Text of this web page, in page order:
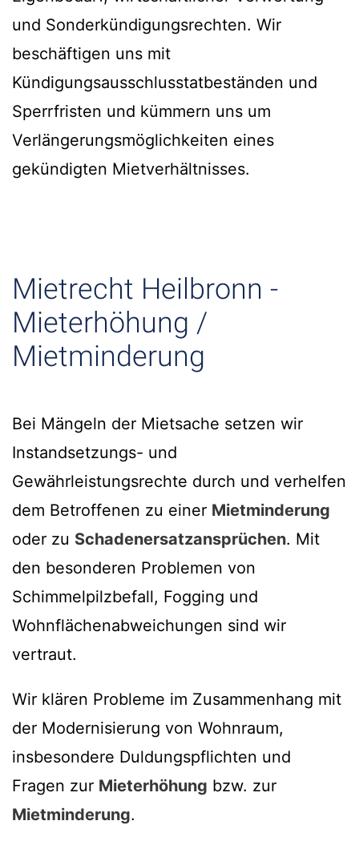
und Sonderkündigungsrechten. Wir
beschäftigen uns mit
Kündigungsausschlusstatbeständen und
Sperrfristen und kümmern uns um
Verlängerungsmöglichkeiten eines
gekündigten Mietverhältnisses.
Mietrecht Heilbronn -
Mieterhöhung /
Mietminderung
Bei Mängeln der Mietsache setzen wir
Instandsetzungs- und
Gewährleistungsrechte durch und verhelfen
dem Betroffenen zu einer Mietminderung
oder zu Schadenersatzansprüchen. Mit
den besonderen Problemen von
Schimmelpilzbefall, Fogging und
Wohnflächenabweichungen sind wir
vertraut.
Wir klären Probleme im Zusammenhang mit
der Modernisierung von Wohnraum,
insbesondere Duldungspflichten und
Fragen zur Mieterhöhung bzw. zur
Mietminderung.